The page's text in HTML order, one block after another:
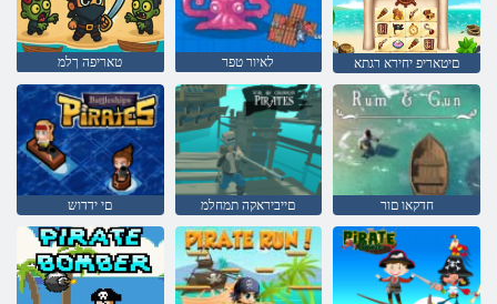
טאריפה ךלמ לאיור טפר םיטאריפ יחירא רגתא
םי ידדוש םייביראקה תמחלמ חדקאו םור